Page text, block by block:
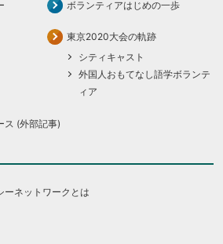
ボランティアはじめの一歩
東京2020大会の軌跡
シティキャスト
外国人おもてなし語学ボランテ
ィア
ス (外部記事)
ーネットワークとは